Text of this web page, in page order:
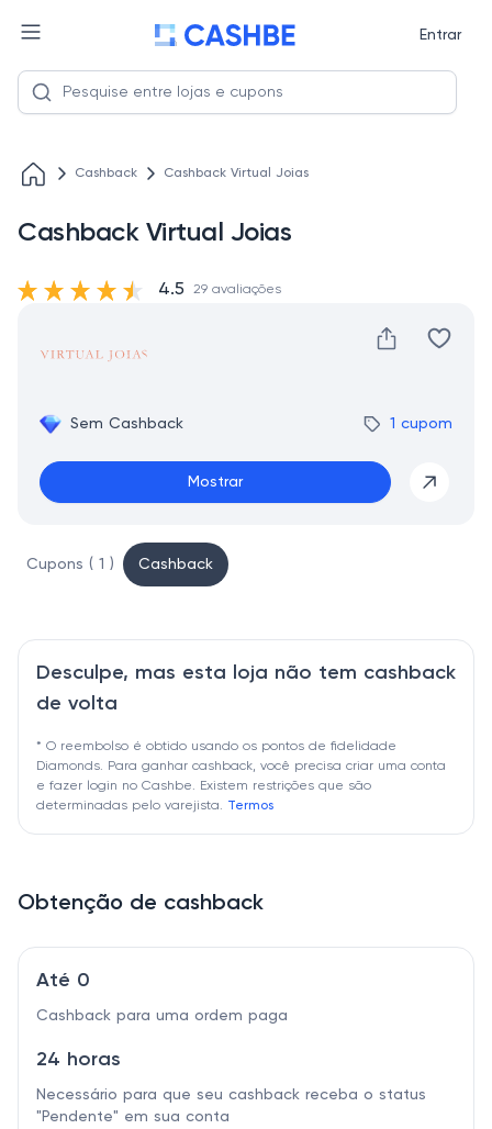
Entrar
Cashback Cashback Virtual Joias
Cashback Virtual Joias
Sem Cashback 1 cupom
Mostrar
4.5 29 avaliações
Cupons ( 1 ) Cashback
Desculpe, mas esta loja não tem cashback
de volta
* O reembolso é obtido usando os pontos de fidelidade
Diamonds. Para ganhar cashback, você precisa criar uma conta
e fazer login no Cashbe. Existem restrições que são
determinadas pelo varejista. Termos
Obtenção de cashback
Até 0
Cashback para uma ordem paga
24 horas
Necessário para que seu cashback receba o status
"Pendente" em sua conta